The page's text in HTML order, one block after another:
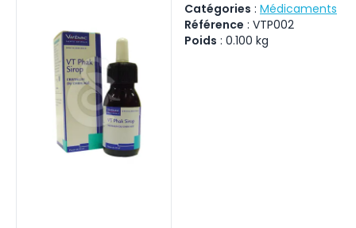
Catégories : Médicaments
Référence : VTP002
Poids : 0.100 kg